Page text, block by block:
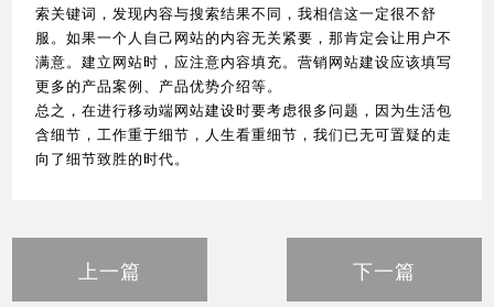
索关键词，发现内容与搜索结果不同，我相信这一定很不舒
服。如果一个人自己网站的内容无关紧要，那肯定会让用户不
满意。建立网站时，应注意内容填充。营销网站建设应该填写
更多的产品案例、产品优势介绍等。
总之，在进行移动端网站建设时要考虑很多问题，因为生活包
含细节，工作重于细节，人生看重细节，我们已无可置疑的走
向了细节致胜的时代。
上一篇 下一篇